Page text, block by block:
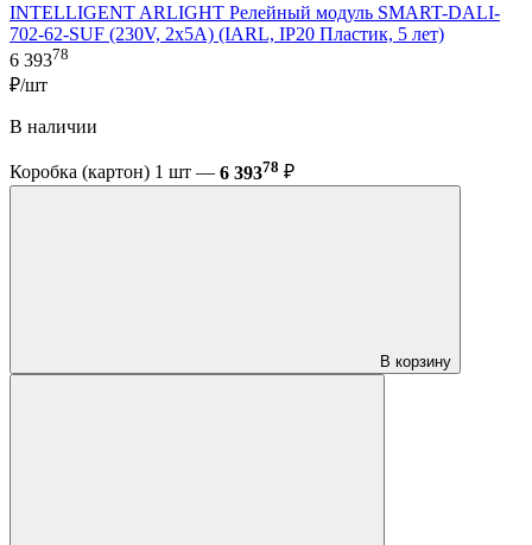
INTELLIGENT ARLIGHT Релейный модуль SMART-DALI-
702-62-SUF (230V, 2x5A) (IARL, IP20 Пластик, 5 лет)
6 39378
₽/шт
В наличии
Коробка (картон) 1 шт — 6 39378 ₽
В корзину